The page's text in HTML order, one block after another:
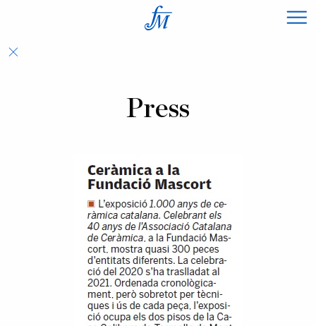
×
Press